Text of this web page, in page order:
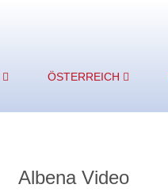
ÖSTERREICH
Albena Video